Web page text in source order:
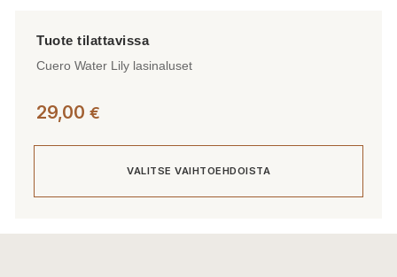
Cuero Water Lily lasinaluset
29,00 €
VALITSE VAIHTOEHDOISTA